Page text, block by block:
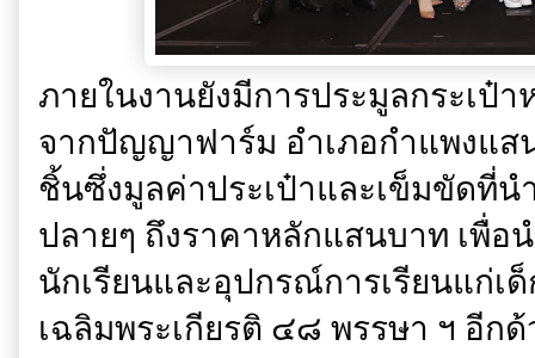
ภายในงานยังมีการประมูลกระเป๋
จากปัญญาฟาร์ม อำเภอกำแพงแส
ชิ้นซึ่งมูลค่าประเป๋าและเข็มขัดที่
ปลายๆ ถึงราคาหลักแสนบาท เพื่
นักเรียนและอุปกรณ์การเรียนแก่เ
เฉลิมพระเกียรติ ๔๘ พรรษา ฯ อีกด้